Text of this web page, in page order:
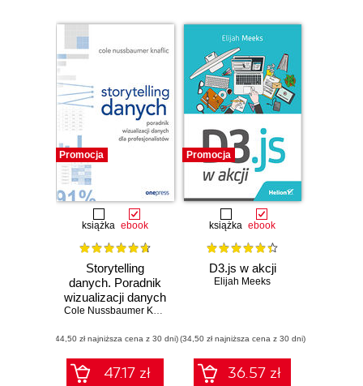
Promocja
książka ebook
Storytelling
danych. Poradnik
wizualizacji danych
dla
Cole Nussbaumer Knaflic
(44,50 zł najniższa cena z 30 dni)
47.17 zł
Promocja
książka ebook
D3.js w akcji
Elijah Meeks
(34,50 zł najniższa cena z 30 dni)
36.57 zł